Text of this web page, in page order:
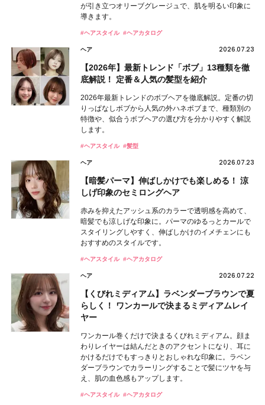
が引き立つオリーブグレージュで、肌を明るい印象に
導きます。
#ヘアスタイル #ヘアカタログ
ヘア 2026.07.23
【2026年】最新トレンド「ボブ」13種類を徹
底解説！ 定番＆人気の髪型を紹介
2026年最新トレンドのボブヘアを徹底解説。定番の切
りっぱなしボブから人気の外ハネボブまで、種類別の
特徴や、似合うボブヘアの選び方を分かりやすく解説
します。
#ヘアスタイル #髪型
ヘア 2026.07.23
【暗髪パーマ】伸ばしかけでも楽しめる！ 涼
しげ印象のセミロングヘア
赤みを抑えたアッシュ系のカラーで透明感を高めて、
暗髪でも涼しげな印象に。パーマのゆるっとカールで
スタイリングしやすく、伸ばしかけのイメチェンにも
おすすめのスタイルです。
#ヘアスタイル #ヘアカタログ
ヘア 2026.07.22
【くびれミディアム】ラベンダーブラウンで夏
らしく！ ワンカールで決まるミディアムレイ
ヤー
ワンカール巻くだけで決まるくびれミディアム。顔ま
わりレイヤーは結んだときのアクセントになり、耳に
かけるだけでもすっきりとおしゃれな印象に。ラベン
ダーブラウンでカラーリングすることで髪にツヤを与
え、肌の血色感もアップします。
#ヘアスタイル #ヘアカタログ